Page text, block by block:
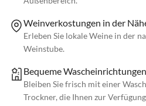
Weinverkostungen in der
Erleben Sie lokale Weine in der
Weinstube.
Bequeme Wascheinrichtungen
Bleiben Sie frisch mit einer
Trockner, die Ihnen zur